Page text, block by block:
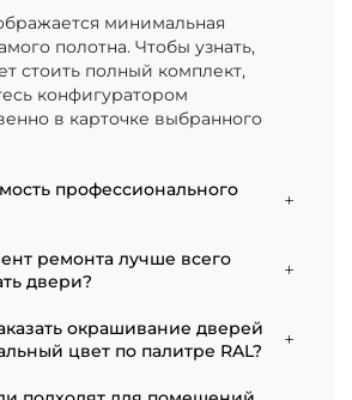
минимальная
полотна. Чтобы узнать,
стоить полный комплект,
конфигуратором
в карточке выбранного
профессионального
зависит от типа отделки
проема. Минимальная
стандартной двери с
начинается от 5000
ремонта лучше всего
двери?
приступать к монтажу после
напольное покрытие. В
из-за изменения уровня
может не подойти по высоте, и
окрашивание дверей
цвет по палитре RAL?